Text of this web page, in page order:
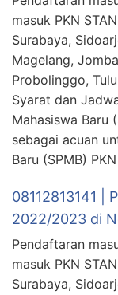
masuk PKN
Surabaya,
Magelang,
Probolinggo,
Syarat dan
Mahasiswa Baru
sebagai acuan
Baru (SPMB)
08112813141 |
2022/2023 di
Pendaftaran
masuk PKN
Surabaya,